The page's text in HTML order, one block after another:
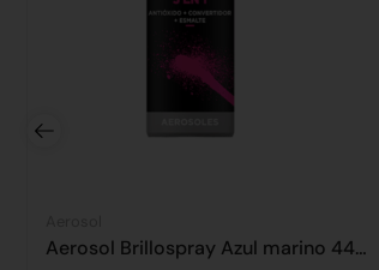
Aerosol Brillospray Azul marino 440cm3